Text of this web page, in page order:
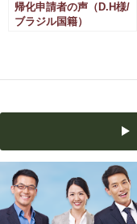
帰化申請者の声（D.H様/
ブラジル国籍）